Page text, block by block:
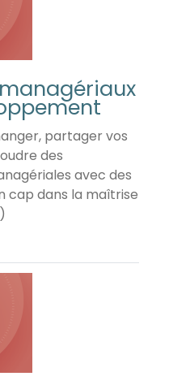
partager vos
des
avec des
cap dans la maîtrise